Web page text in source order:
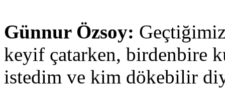
Günnur Özsoy:
keyif çatarken, birdenbire
istedim ve kim dökebilir